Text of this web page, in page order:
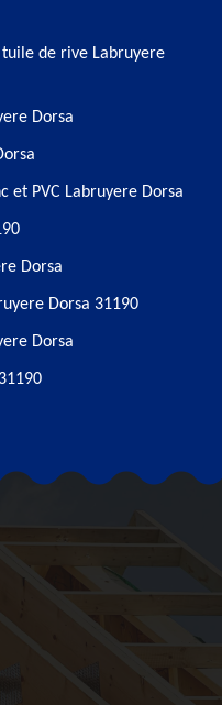
de rive Labruyere
Dorsa
et PVC Labruyere Dorsa
Dorsa
Dorsa 31190
Dorsa